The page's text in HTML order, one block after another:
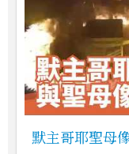
默主哥耶聖母